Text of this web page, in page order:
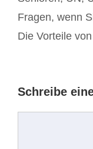
Beitrags-
Navigation
Fragen, wenn
Die Vorteile
Schreibe